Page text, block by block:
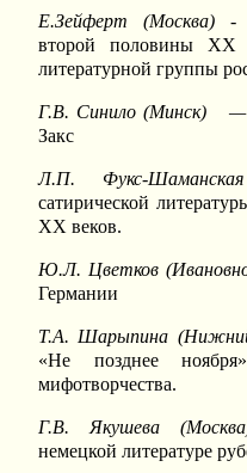
Е.Зейферт (Москва) -
второй половины
литературной группы
Г.В. Синило (Минск) —
Закс
Л.П. Фукс-
сатирической
XX веков.
Ю.Л. Цветков
Германии
Т.А. Шарыпина
«Не позднее
мифотворчества.
Г.В. Якушева
немецкой литературе